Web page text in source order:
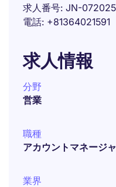
求人番号 JN-
電話 +81364021591
求人情報
分野
営業
職種
アカウントマネージ
業界